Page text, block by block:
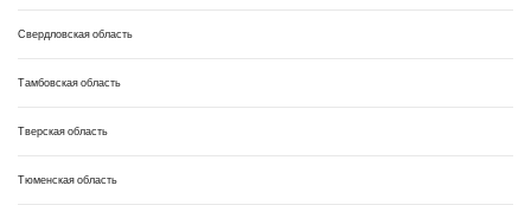
Свердловская область
Тамбовская область
Тверская область
Тюменская область